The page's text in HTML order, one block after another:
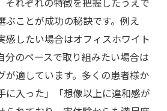
ぶことが成功の秘訣です。例え
感したい場合はオフィスホワイト
分のペースで取り組みたい場合は
が適しています。多くの患者様か
に入った」「想像以上に違和感が